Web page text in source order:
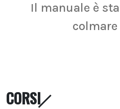
Il manuale è
colmare
CORSI